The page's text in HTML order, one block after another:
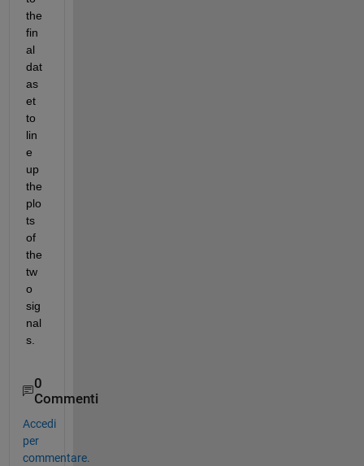
the
fin
al
dat
as
et
to
lin
e
up
the
plo
ts
of
the
tw
o
sig
nal
s.
0
Commenti
Accedi
per
commentare.